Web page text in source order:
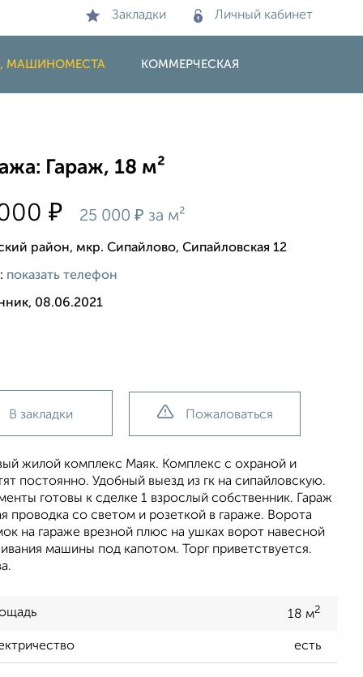
Закладки Личный кабинет
МАШИНОМЕСТА КОММЕРЧЕСКАЯ
Гараж, 18 м²
₽ 25 000₽ за м²
район, мкр. Сипайлово, Сипайловская 12
показать телефон
08.06.2021
В закладки Пожаловаться
жилой комплекс Маяк. Комплекс с охраной и
постоянно. Удобный выезд из гк на сипайловскую.
готовы к сделке 1 взрослый собственник. Гараж
проводка со светом и розеткой в гараже. Ворота
на гараже врезной плюс на ушках ворот навесной
машины под капотом. Торг приветствуется.
18 м2
есть